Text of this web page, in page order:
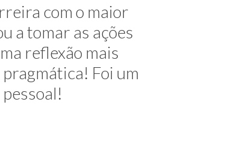
com o maior
a tomar as ações
reflexão mais
Foi um
alternativas na
Hoje exerço